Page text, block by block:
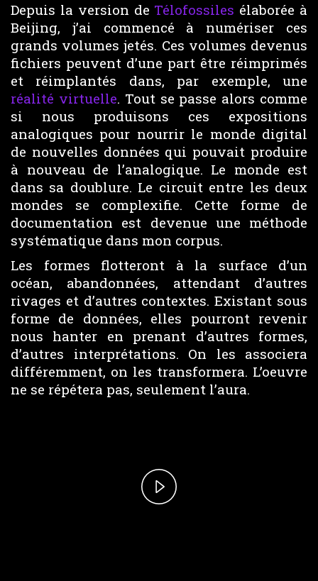
Depuis la version de Télofossiles élaborée à
Beijing, j’ai commencé à numériser ces
grands volumes jetés. Ces volumes devenus
fichiers peuvent d’une part être réimprimés
et réimplantés dans, par exemple, une
réalité virtuelle. Tout se passe alors comme
si nous produisons ces expositions
analogiques pour nourrir le monde digital
de nouvelles données qui pouvait produire
à nouveau de l’analogique. Le monde est
dans sa doublure. Le circuit entre les deux
mondes se complexifie. Cette forme de
documentation est devenue une méthode
systématique dans mon corpus.
Les formes flotteront à la surface d’un
océan, abandonnées, attendant d’autres
rivages et d’autres contextes. Existant sous
forme de données, elles pourront revenir
nous hanter en prenant d’autres formes,
d’autres interprétations. On les associera
différemment, on les transformera. L’oeuvre
ne se répétera pas, seulement l’aura.
Play